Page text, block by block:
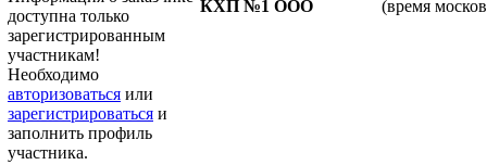
доступна только
зарегистрированным
участникам!
Необходимо
авторизоваться или
зарегистрироваться и
заполнить профиль
участника.
КХП №1 ООО
(время